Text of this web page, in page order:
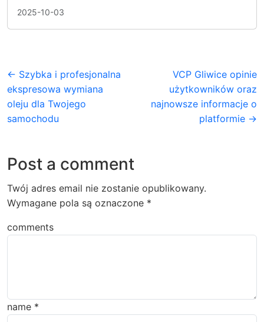
2025-10-03
← Szybka i profesjonalna
ekspresowa wymiana
oleju dla Twojego
samochodu
VCP Gliwice opinie
użytkowników oraz
najnowsze informacje o
platformie →
Post a comment
Twój adres email nie zostanie opublikowany.
Wymagane pola są oznaczone *
comments
name *